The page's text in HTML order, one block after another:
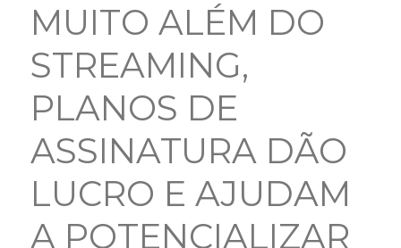
MUITO ALÉM DO
STREAMING,
PLANOS DE
ASSINATURA DÃO
LUCRO E AJUDAM
A POTENCIALIZAR